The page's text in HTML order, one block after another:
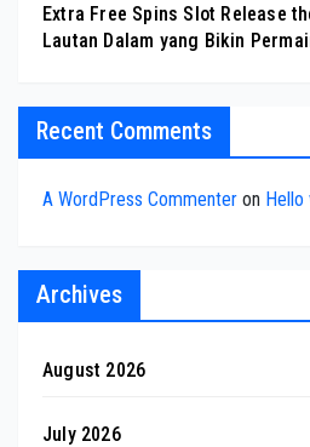
Extra Free Spins Slot Release
Lautan Dalam yang Bikin
Recent Comments
A WordPress Commenter on Hello
Archives
August 2026
July 2026